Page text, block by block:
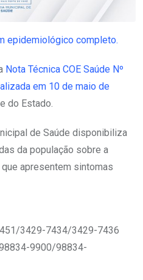
epidemiológico completo.
Nota Técnica COE Saúde Nº
em 10 de maio de
do Estado.
de Saúde disponibiliza
da população sobre a
apresentem sintomas
3429-7434/3429-7436
9900/98834-